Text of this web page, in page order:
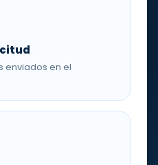
enviados en el